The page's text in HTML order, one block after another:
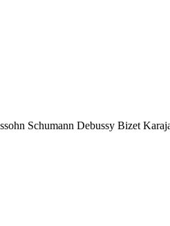
Schumann Debussy Bizet